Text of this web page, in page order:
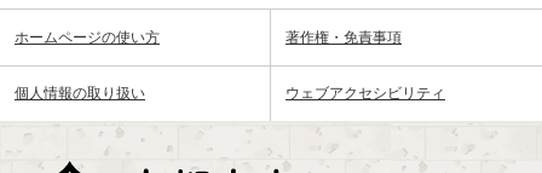
ホームページの使い方 著作権・免責事項
個人情報の取り扱い ウェブアクセシビリティ